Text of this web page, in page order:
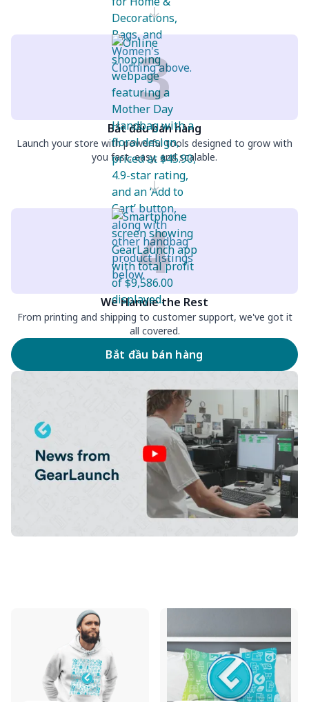
3
Bắt đầu bán hàng
Launch your store with powerful tools designed to grow with
you fast, easy, and scalable.
4
We Handle the Rest
From printing and shipping to customer support, we've got it
all covered.
Bắt đầu bán hàng